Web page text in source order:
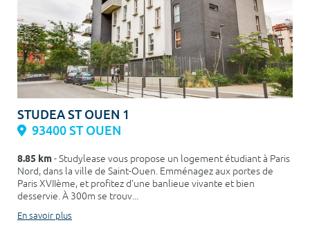
STUDEA ST OUEN 1
93400 ST OUEN
8.85 km- Studylease vous propose un logement étudiant à Paris
Nord, dans la ville de Saint-Ouen. Emménagez aux portes de
Paris XVIIème, et profitez d’une banlieue vivante et bien
desservie. À 300m se trouv...
En savoir plus